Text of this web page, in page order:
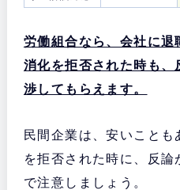
労働組合なら、会社に
消化を拒否された時も、
渉してもらえます。
民間企業は、安いこと
を拒否された時に、反
で注意しましょう。